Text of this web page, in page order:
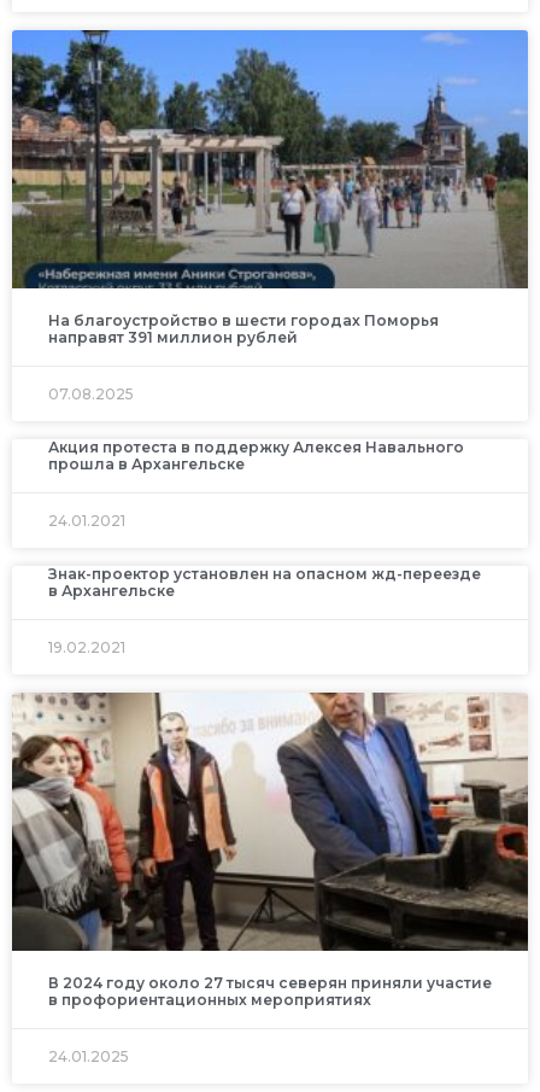
На благоустройство в шести городах Поморья
направят 391 миллион рублей
07.08.2025
Акция протеста в поддержку Алексея Навального
прошла в Архангельске
24.01.2021
Знак-проектор установлен на опасном жд-переезде
в Архангельске
19.02.2021
В 2024 году около 27 тысяч северян приняли участие
в профориентационных мероприятиях
24.01.2025